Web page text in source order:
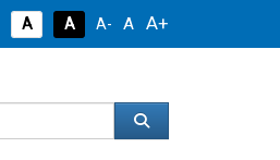
A A A- A A+